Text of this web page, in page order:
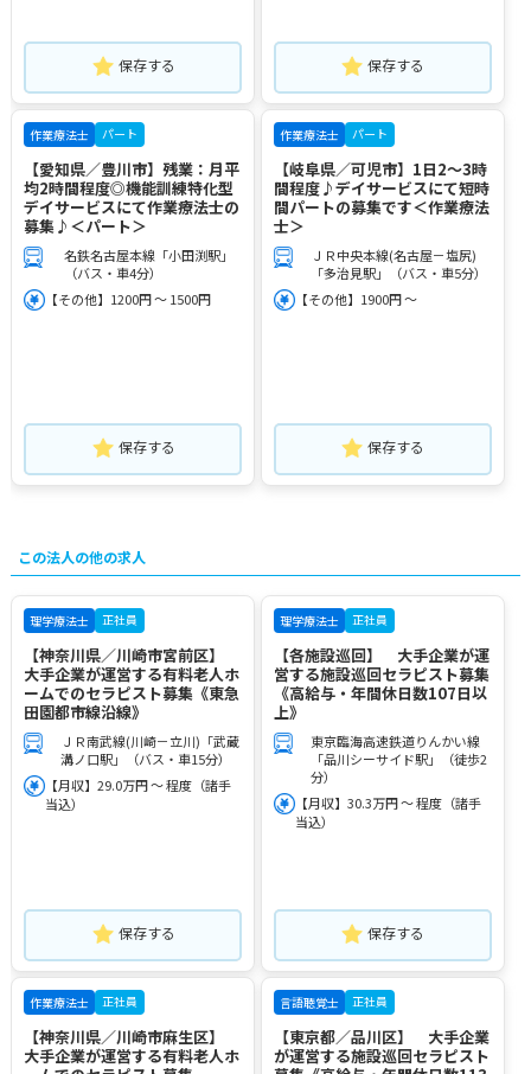
保存する 保存する
作業療法士 パート
【愛知県／豊川市】残業：月平
均2時間程度◎機能訓練特化型
デイサービスにて作業療法士の
募集♪＜パート＞
名鉄名古屋本線「小田渕駅」
（バス・車4分）
【その他】1200円 ～ 1500円
保存する
作業療法士 パート
【岐阜県／可児市】1日2～3時
間程度♪デイサービスにて短時
間パートの募集です＜作業療法
士＞
ＪＲ中央本線(名古屋－塩尻)
「多治見駅」（バス・車5分）
【その他】1900円 ～
保存する
この法人の他の求人
理学療法士 正社員
【神奈川県／川崎市宮前区】
大手企業が運営する有料老人ホ
ームでのセラピスト募集《東急
田園都市線沿線》
ＪＲ南武線(川崎－立川)「武蔵
溝ノ口駅」（バス・車15分）
【月収】29.0万円 ～ 程度（諸手
当込）
保存する
理学療法士 正社員
【各施設巡回】 大手企業が運
営する施設巡回セラピスト募集
《高給与・年間休日数107日以
上》
東京臨海高速鉄道りんかい線
「品川シーサイド駅」（徒歩2
分）
【月収】30.3万円 ～ 程度（諸手
当込）
保存する
作業療法士 正社員
【神奈川県／川崎市麻生区】
大手企業が運営する有料老人ホ
言語聴覚士 正社員
【東京都／品川区】 大手企業
が運営する施設巡回セラピスト